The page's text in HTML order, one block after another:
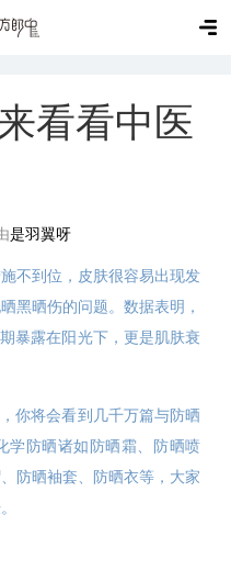
看看中医
是羽翼呀
不到位，皮肤很容易出现发
黑晒伤的问题。数据表明，
暴露在阳光下，更是肌肤衰
你将会看到几千万篇与防晒
学防晒诸如防晒霜、防晒喷
防晒袖套、防晒衣等，大家